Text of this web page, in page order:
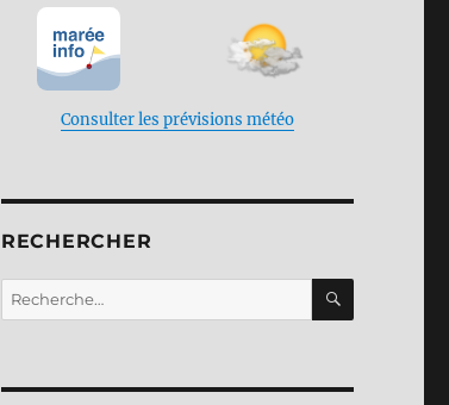
Consulter les prévisions météo
RECHERCHER
Recherche
pour :